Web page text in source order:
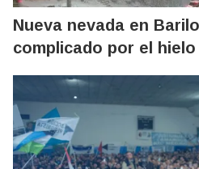
Nueva nevada en
complicado por el hielo